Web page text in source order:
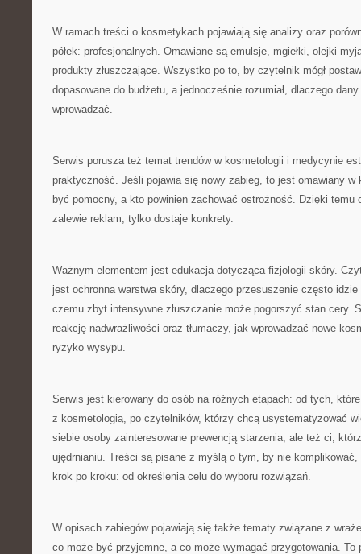
W ramach treści o kosmetykach pojawiają się analizy oraz
półek: profesjonalnych. Omawiane są emulsje, mgiełki, olejki
produkty złuszczające. Wszystko po to, by czytelnik mógł
dopasowane do budżetu, a jednocześnie rozumiał, dlaczego dany
wprowadzać.
Serwis porusza też temat trendów w kosmetologii i medycynie
praktyczność. Jeśli pojawia się nowy zabieg, to jest omawiany w
być pomocny, a kto powinien zachować ostrożność. Dzięki temu
zalewie reklam, tylko dostaje konkrety.
Ważnym elementem jest edukacja dotycząca fizjologii skóry.
jest ochronna warstwa skóry, dlaczego przesuszenie często
czemu zbyt intensywne złuszczanie może pogorszyć stan cery.
reakcję nadwrażliwości oraz tłumaczy, jak wprowadzać nowe
ryzyko wysypu.
Serwis jest kierowany do osób na różnych etapach: od tych,
z kosmetologią, po czytelników, którzy chcą usystematyzować
siebie osoby zainteresowane prewencją starzenia, ale też ci,
ujędrnianiu. Treści są pisane z myślą o tym, by nie
krok po kroku: od określenia celu do wyboru rozwiązań.
W opisach zabiegów pojawiają się także tematy związane z
co może być przyjemne, a co może wymagać przygotowania. To